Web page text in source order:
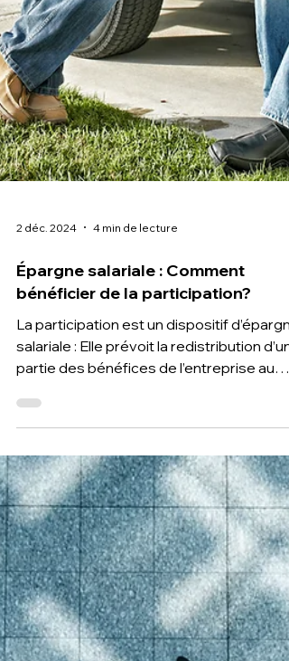
Épargne salariale : Comment
bénéficier de la participation?
La participation est un dispositif
salariale : Elle prévoit la redistribution
partie des bénéfices de l’entreprise au
profit